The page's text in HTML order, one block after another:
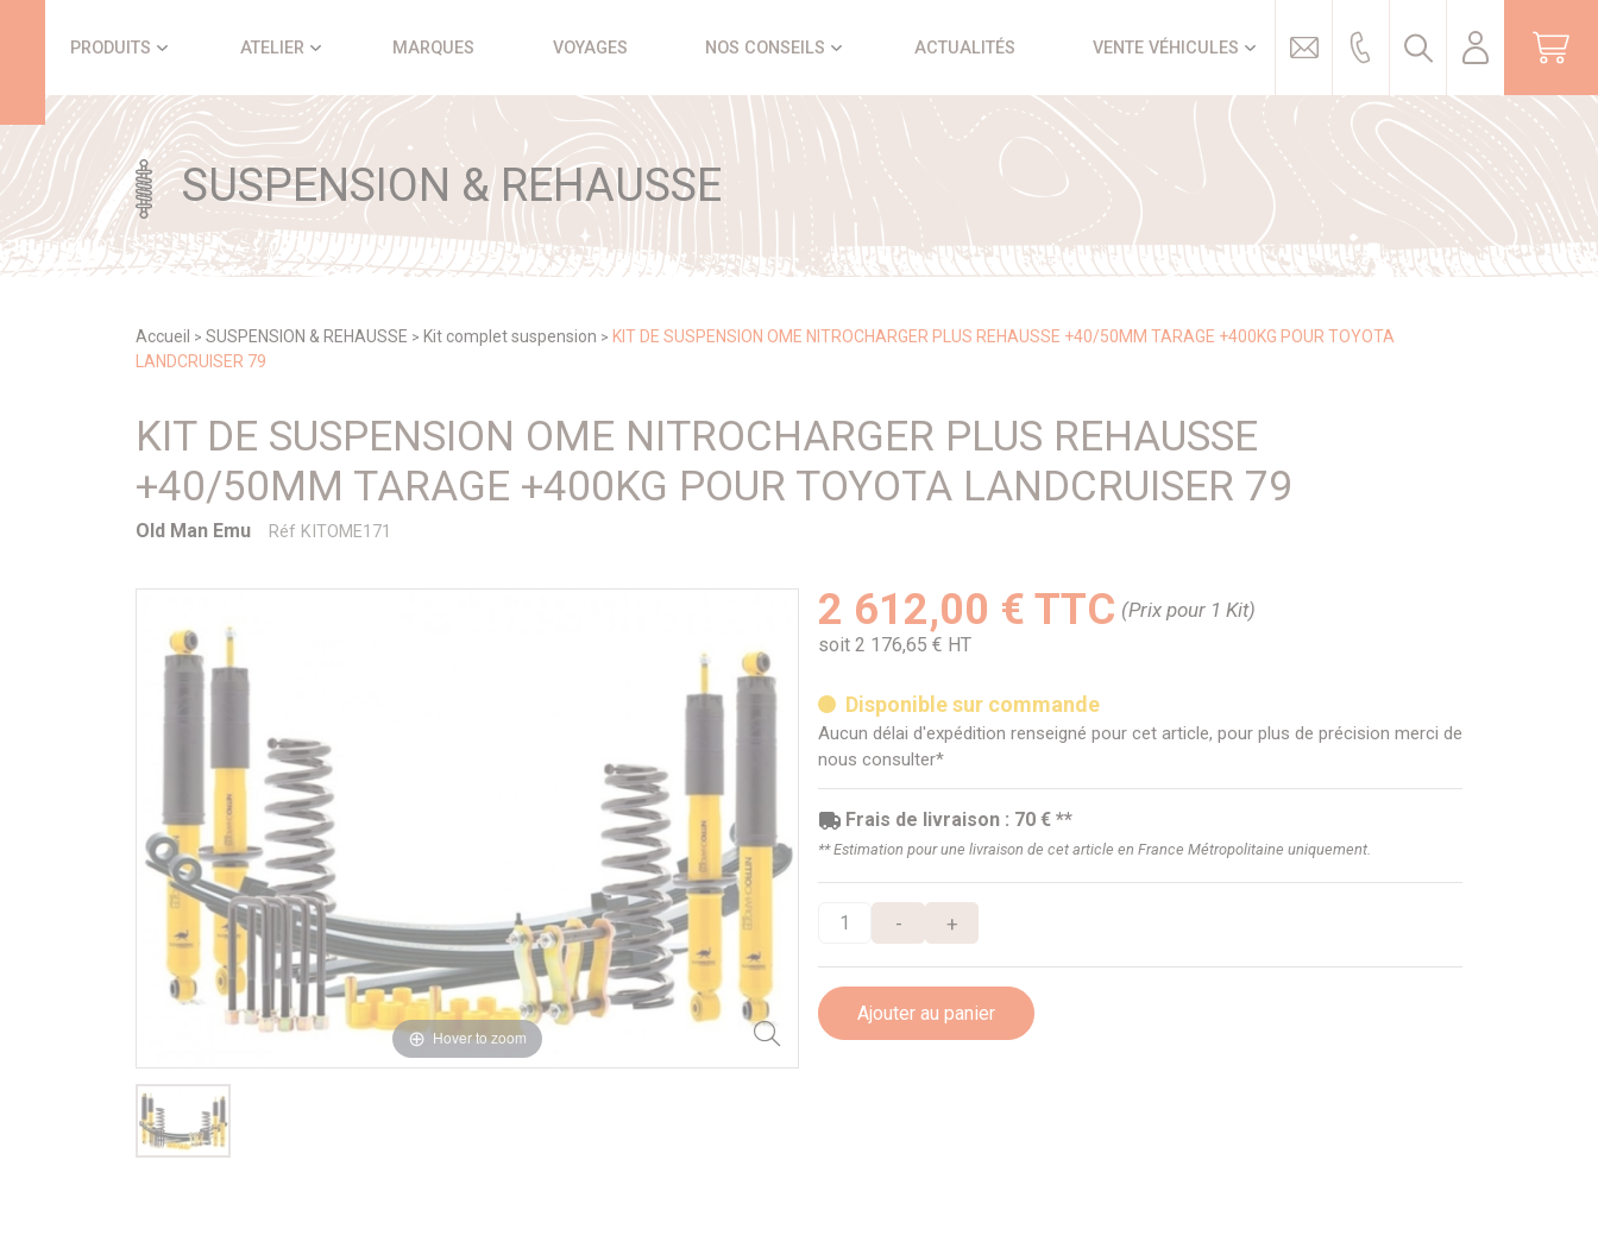
PRODUITS ATELIER MARQUES VOYAGES NOS CONSEILS ACTUALITÉS VENTE VÉHICULES
SUSPENSION & REHAUSSE
Accueil > SUSPENSION & REHAUSSE > Kit complet suspension > KIT DE SUSPENSION OME NITROCHARGER PLUS REHAUSSE +40/50MM TARAGE +400KG POUR TOYOTA
LANDCRUISER 79
KIT DE SUSPENSION OME NITROCHARGER PLUS REHAUSSE
+40/50MM TARAGE +400KG POUR TOYOTA LANDCRUISER 79
Old Man Emu Réf KITOME171
Hover to zoom
2 612,00 € TTC (Prix pour 1 Kit)
soit 2 176,65 € HT
Disponible sur commande
Aucun délai d'expédition renseigné pour cet article, pour plus de précision merci de
nous consulter*
Frais de livraison : 70 € **
** Estimation pour une livraison de cet article en France Métropolitaine uniquement.
- +
Ajouter au panier